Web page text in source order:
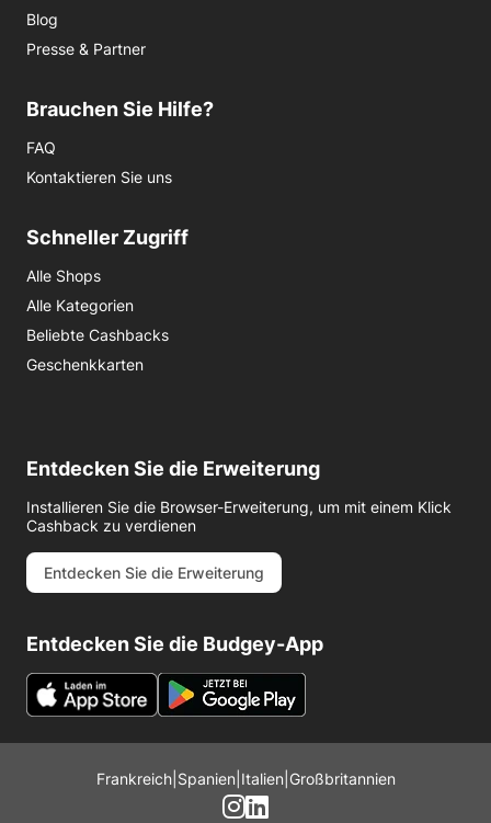
Blog
Presse & Partner
Brauchen Sie Hilfe?
FAQ
Kontaktieren Sie uns
Schneller Zugriff
Alle Shops
Alle Kategorien
Beliebte Cashbacks
Geschenkkarten
Entdecken Sie die Erweiterung
Installieren Sie die Browser-Erweiterung, um mit einem Klick
Cashback zu verdienen
Entdecken Sie die Erweiterung
Entdecken Sie die Budgey-App
Frankreich| Spanien Italien Großbritannien